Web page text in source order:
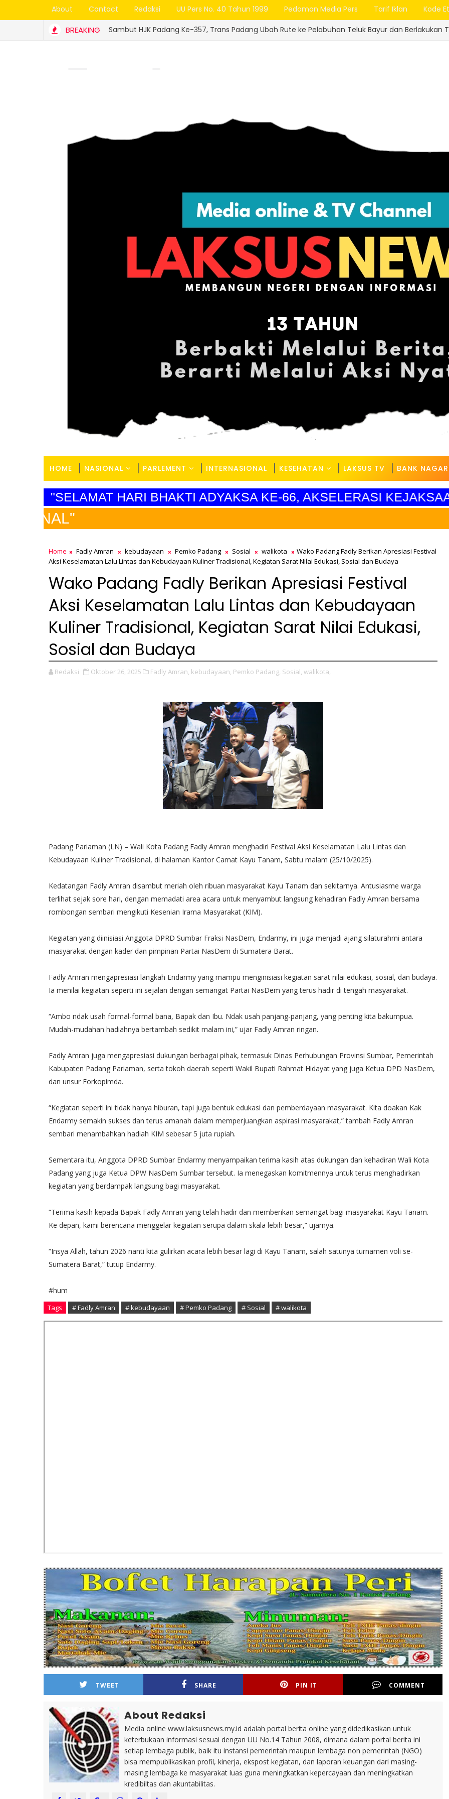
About Contact Redaksi UU Pers No. 40 Tahun 1999 Pedoman Media Pers Tarif Iklan Kode
BREAKING
Sambut HJK Padang Ke-357, Trans Padang Ubah Rute ke Pelabuhan Teluk Bayur dan Berlakukan Tarif Rp1
HOME NASIONAL PARLEMENT INTERNASIONAL KESEHATAN LAKSUS TV BANK
"SELAMAT HARI BHAKTI ADYAKSA KE-66, AKSELERASI
Home Fadly Amran kebudayaan Pemko Padang Sosial walikota
Wako Padang Fadly Berikan Apresiasi Festival
Aksi Keselamatan Lalu Lintas dan Kebudayaan Kuliner Tradisional, Kegiatan Sarat Nilai Edukasi, Sosial dan Budaya
Wako Padang Fadly Berikan Apresiasi Festival
Aksi Keselamatan Lalu Lintas dan Kebudayaan
Kuliner Tradisional, Kegiatan Sarat Nilai Edukasi,
Sosial dan Budaya
Redaksi Oktober 26, 2025 Fadly Amran, kebudayaan, Pemko Padang, Sosial, walikota,
Padang Pariaman (LN) – Wali Kota Padang Fadly Amran menghadiri Festival Aksi Keselamatan Lalu Lintas dan
Kebudayaan Kuliner Tradisional, di halaman Kantor Camat Kayu Tanam, Sabtu malam (25/10/2025).
Kedatangan Fadly Amran disambut meriah oleh ribuan masyarakat Kayu Tanam dan sekitarnya. Antusiasme warga
terlihat sejak sore hari, dengan memadati area acara untuk menyambut langsung kehadiran Fadly Amran bersama
rombongan sembari mengikuti Kesenian Irama Masyarakat (KIM).
Kegiatan yang diinisiasi Anggota DPRD Sumbar Fraksi NasDem, Endarmy, ini juga menjadi ajang silaturahmi antara
masyarakat dengan kader dan pimpinan Partai NasDem di Sumatera Barat.
Fadly Amran mengapresiasi langkah Endarmy yang mampu menginisiasi kegiatan sarat nilai edukasi, sosial, dan budaya.
Ia menilai kegiatan seperti ini sejalan dengan semangat Partai NasDem yang terus hadir di tengah masyarakat.
“Ambo ndak usah formal-formal bana, Bapak dan Ibu. Ndak usah panjang-panjang, yang penting kita bakumpua.
Mudah-mudahan hadiahnya bertambah sedikit malam ini,” ujar Fadly Amran ringan.
Fadly Amran juga mengapresiasi dukungan berbagai pihak, termasuk Dinas Perhubungan Provinsi Sumbar, Pemerintah
Kabupaten Padang Pariaman, serta tokoh daerah seperti Wakil Bupati Rahmat Hidayat yang juga Ketua DPD NasDem,
dan unsur Forkopimda.
“Kegiatan seperti ini tidak hanya hiburan, tapi juga bentuk edukasi dan pemberdayaan masyarakat. Kita doakan Kak
Endarmy semakin sukses dan terus amanah dalam memperjuangkan aspirasi masyarakat,” tambah Fadly Amran
sembari menambahkan hadiah KIM sebesar 5 juta rupiah.
Sementara itu, Anggota DPRD Sumbar Endarmy menyampaikan terima kasih atas dukungan dan kehadiran Wali Kota
Padang yang juga Ketua DPW NasDem Sumbar tersebut. Ia menegaskan komitmennya untuk terus menghadirkan
kegiatan yang berdampak langsung bagi masyarakat.
“Terima kasih kepada Bapak Fadly Amran yang telah hadir dan memberikan semangat bagi masyarakat Kayu Tanam.
Ke depan, kami berencana menggelar kegiatan serupa dalam skala lebih besar,” ujarnya.
“Insya Allah, tahun 2026 nanti kita gulirkan acara lebih besar lagi di Kayu Tanam, salah satunya turnamen voli se-
Sumatera Barat,” tutup Endarmy.
#hum
Tags # Fadly Amran # kebudayaan # Pemko Padang # Sosial # walikota
TWEET SHARE PIN IT COMMENT
About Redaksi
Media online www.laksusnews.my.id adalah portal berita online yang didedikasikan untuk
keterbukaan informasi sesuai dengan UU No.14 Tahun 2008, dimana dalam portal berita ini
setiap lembaga publik, baik itu instansi pemerintah maupun lembaga non pemerintah (NGO)
bisa mempublikasikan profil, kinerja, ekspost kegiatan, dan laporan keuangan dari masing-
masing lembaga ke masyarakat luas guna meningkatkan kepercayaan dan meningkatkan
kredibiltas dan akuntabilitas.